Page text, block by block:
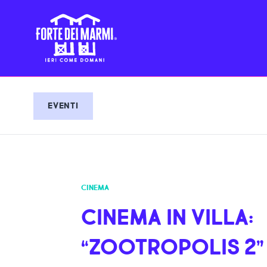
EVENTI
CINEMA
CINEMA IN VILLA:
“ZOOTROPOLIS 2”